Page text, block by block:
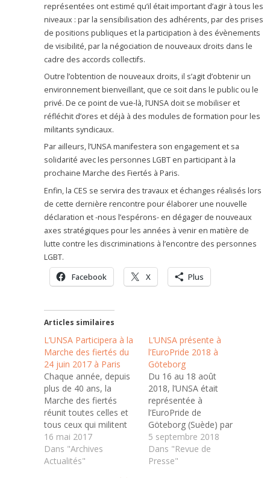
représentées ont estimé qu’il était important d’agir à tous les
niveaux : par la sensibilisation des adhérents, par des prises
de positions publiques et la participation à des évènements
de visibilité, par la négociation de nouveaux droits dans le
cadre des accords collectifs.
Outre l’obtention de nouveaux droits, il s’agit d’obtenir un
environnement bienveillant, que ce soit dans le public ou le
privé. De ce point de vue-là, l’UNSA doit se mobiliser et
réfléchit d’ores et déjà à des modules de formation pour les
militants syndicaux.
Par ailleurs, l’UNSA manifestera son engagement et sa
solidarité avec les personnes LGBT en participant à la
prochaine Marche des Fiertés à Paris.
Enfin, la CES se servira des travaux et échanges réalisés lors
de cette dernière rencontre pour élaborer une nouvelle
déclaration et -nous l’espérons- en dégager de nouveaux
axes stratégiques pour les années à venir en matière de
lutte contre les discriminations à l’encontre des personnes
LGBT.
Facebook X Plus
Articles similaires
L’UNSA Participera à la
Marche des fiertés du
24 juin 2017 à Paris
Chaque année, depuis
plus de 40 ans, la
Marche des fiertés
réunit toutes celles et
tous ceux qui militent
pour l’égalité des droits
des lesbiennes, gays,
bis, trans, intersexes et
16 mai 2017
Dans "Archives
Actualités"
L’UNSA présente à
l’EuroPride 2018 à
Göteborg
Du 16 au 18 août
2018, l’UNSA était
représentée à
l’EuroPride de
Göteborg (Suède) par
Nicolas Gougain,
chargé de mission «
droits et libertés » et
5 septembre 2018
Dans "Revue de
Presse"